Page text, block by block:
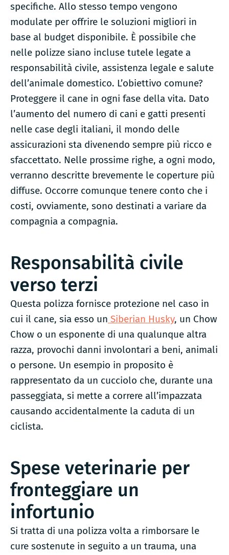
specifiche. Allo stesso tempo vengono
modulate per offrire le soluzioni migliori in
base al budget disponibile. È possibile che
nelle polizze siano incluse tutele legate a
responsabilità civile, assistenza legale e salute
dell’animale domestico. L’obiettivo comune?
Proteggere il cane in ogni fase della vita. Dato
l’aumento del numero di cani e gatti presenti
nelle case degli italiani, il mondo delle
assicurazioni sta divenendo sempre più ricco e
sfaccettato. Nelle prossime righe, a ogni modo,
verranno descritte brevemente le coperture più
diffuse. Occorre comunque tenere conto che i
costi, ovviamente, sono destinati a variare da
compagnia a compagnia.
Responsabilità civile
verso terzi
Questa polizza fornisce protezione nel caso in
cui il cane, sia esso un Siberian Husky, un Chow
Chow o un esponente di una qualunque altra
razza, provochi danni involontari a beni, animali
o persone. Un esempio in proposito è
rappresentato da un cucciolo che, durante una
passeggiata, si mette a correre all’impazzata
causando accidentalmente la caduta di un
ciclista.
Spese veterinarie per
fronteggiare un
infortunio
Si tratta di una polizza volta a rimborsare le
cure sostenute in seguito a un trauma, una